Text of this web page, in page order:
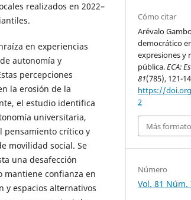
realizados en 2022–
en experiencias
autonomía y
percepciones
la erosión de la
el estudio identifica
universitaria,
pensamiento crítico y
movilidad social. Se
una desafección
mantiene confianza en
y espacios alternativos
Cómo citar
Arévalo
democrático
expresiones y
pública.ECA:
81(785), 121-
https://
2
Más
Número
Vol. 81 Núm.